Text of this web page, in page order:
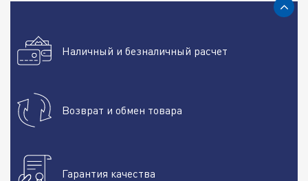
Наличный и безналичный расчет
Возврат и обмен товара
Гарантия качества